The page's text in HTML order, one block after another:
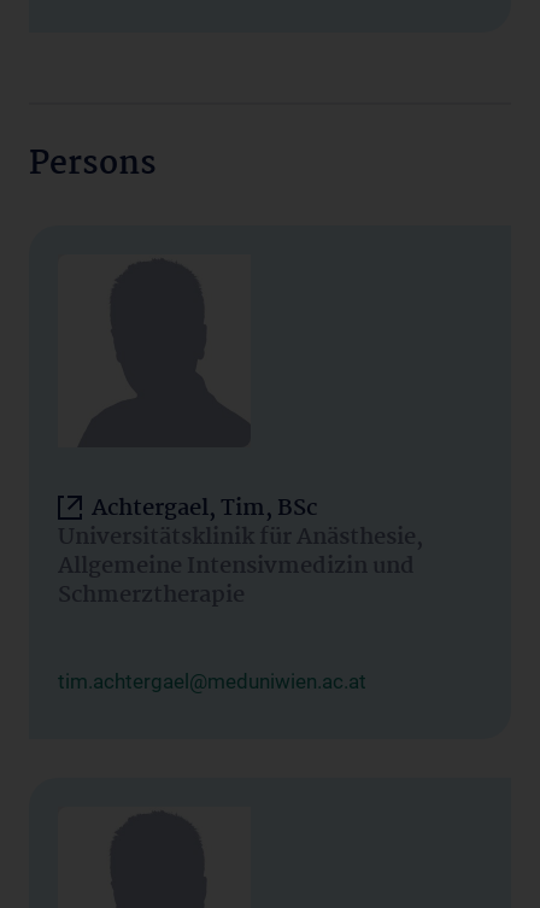
Persons
Achtergael, Tim, BSc
Universitätsklinik für Anästhesie,
Allgemeine Intensivmedizin und
Schmerztherapie
tim.achtergael@meduniwien.ac.at